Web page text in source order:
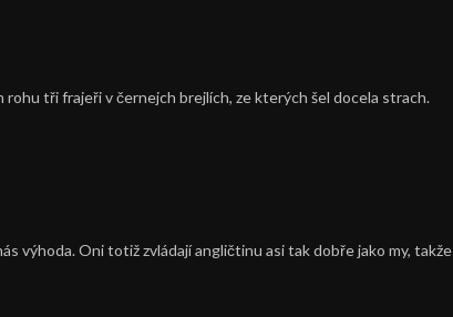
tři frajeři v černejch brejlích, ze kterých šel docela strach.
výhoda. Oni totiž zvládají angličtinu asi tak dobře jako my, takže